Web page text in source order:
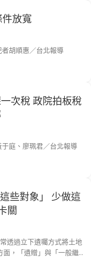
放寬
胡順惠／台北報導
次稅 政院拍板稅
庭、廖珮君／台北報導
些對象」 少做這
關
透過立下遺囑方式將土地
，「遺贈」與「一般繼...